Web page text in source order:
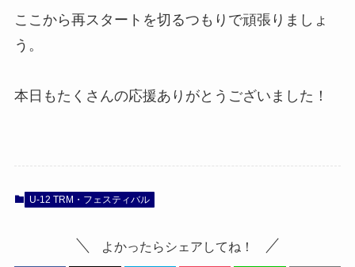
ここから再スタートを切るつもりで頑張りましょ
う。
本日もたくさんの応援ありがとうございました！
U-12 TRM・フェスティバル
よかったらシェアしてね！